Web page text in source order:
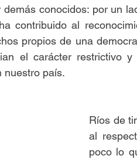
conocidos: por un
contribuido al
propios de una
el carácter restrictivo
nuestro país.
Ríos de
al
poco lo